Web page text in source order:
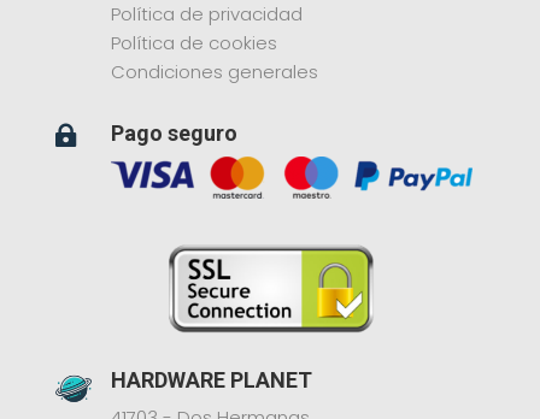
Política de privacidad
Política de cookies
Condiciones generales
 Pago seguro
HARDWARE PLANET